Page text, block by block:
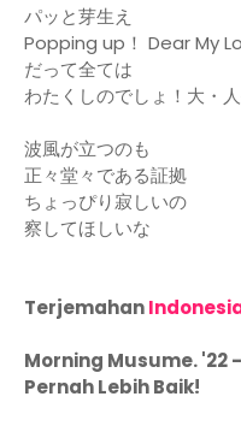
パッと芽生え
Popping up！ Dear My
だって全ては
わたくしのでしょ！大・
波風が立つのも
正々堂々である証拠
ちょっぴり寂しいの
察してほしいな
Terjemahan
Morning Musume. '22
Pernah Lebih Baik!